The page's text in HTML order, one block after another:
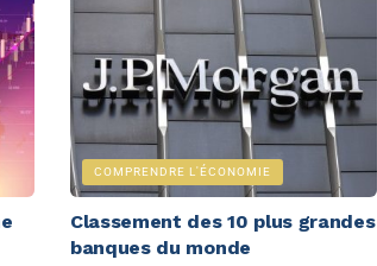
COMPRENDRE L'ÉCONOMIE
Classement des 10 plus grandes
banques du monde